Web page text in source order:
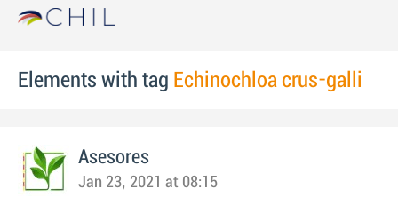
Elements with tag Echinochloa crus-galli
Asesores
Jan 23, 2021 at 08:15